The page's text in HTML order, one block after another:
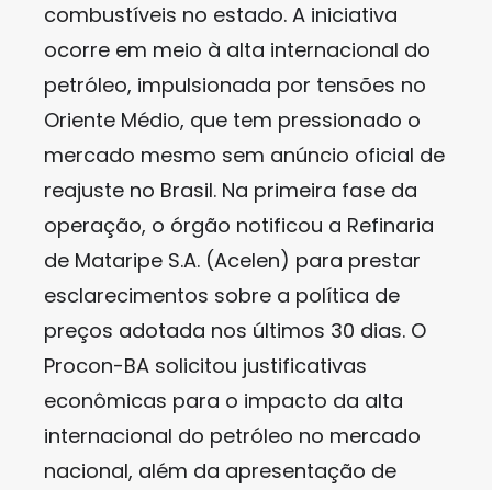
combustíveis no estado. A iniciativa
ocorre em meio à alta internacional do
petróleo, impulsionada por tensões no
Oriente Médio, que tem pressionado o
mercado mesmo sem anúncio oficial de
reajuste no Brasil. Na primeira fase da
operação, o órgão notificou a Refinaria
de Mataripe S.A. (Acelen) para prestar
esclarecimentos sobre a política de
preços adotada nos últimos 30 dias. O
Procon-BA solicitou justificativas
econômicas para o impacto da alta
internacional do petróleo no mercado
nacional, além da apresentação de